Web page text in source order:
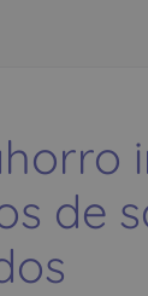
de